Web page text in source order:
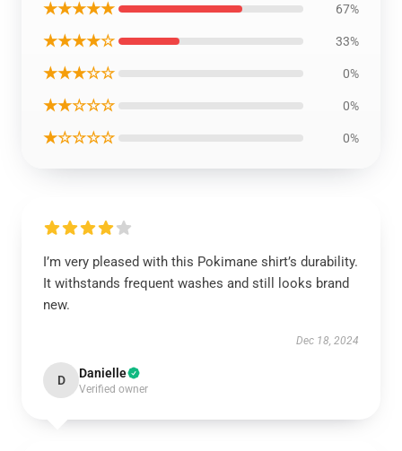
★★★★★ 67%
★★★★☆ 33%
★★★☆☆ 0%
★★☆☆☆ 0%
★☆☆☆☆ 0%
I’m very pleased with this Pokimane shirt’s durability.
It withstands frequent washes and still looks brand
new.
Dec 18, 2024
D Danielle
Verified owner